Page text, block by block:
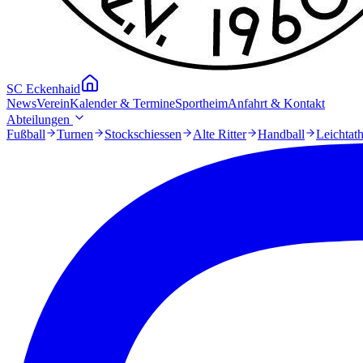
SC Eckenhaid
NewsVereinKalender & TermineSportheimAnfahrt & Kontakt
Abteilungen
Fußball
Turnen Stockschiessen Alte Ritter Handball